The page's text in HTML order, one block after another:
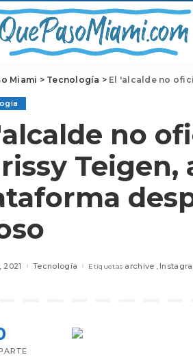
Miami > Tecnología > El 'alcalde no oficial'
no
Teigen,
2021 Tecnología Etiquetas archive